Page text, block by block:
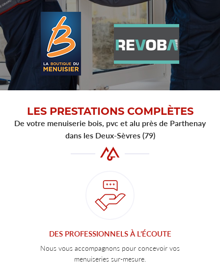
Actualités
Contact
INSCRIPTION
REJOIGNEZ-
LES PRESTATIONS COMPLÈTES
De votre menuiserie bois, pvc et alu près de Parthenay
dans les Deux-Sèvres (79)
DES PROFESSIONNELS À L’ÉCOUTE
Nous vous accompagnons pour concevoir vos
menuiseries sur-mesure.